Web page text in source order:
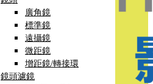
廣角鏡
標準鏡
遠攝鏡
微距鏡
增距鏡/轉接環
鏡頭濾鏡